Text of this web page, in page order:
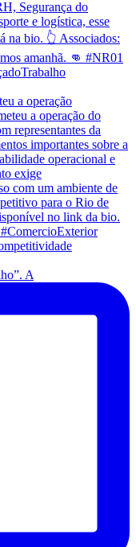
a operação
A